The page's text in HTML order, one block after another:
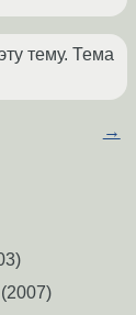
тему. Тема
→
(2007)